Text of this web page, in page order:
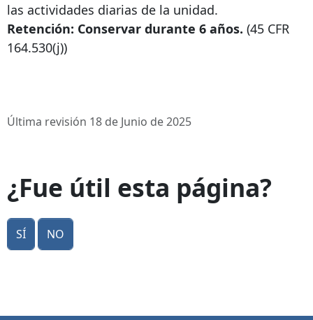
las actividades diarias de la unidad.
Retención: Conservar durante 6 años. (45 CFR
164.530(j))
Última revisión 18 de Junio de 2025
¿Fue útil esta página?
Sí No